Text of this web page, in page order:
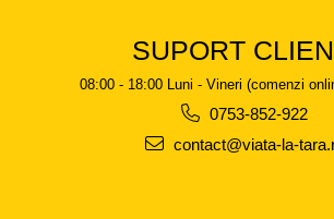
SUPORT
08:00 - 18:00 Luni - Vineri (comenzi
0753-852-922
contact@viata-la-